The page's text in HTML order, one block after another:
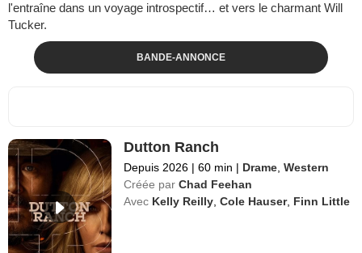
l'entraîne dans un voyage introspectif… et vers le charmant Will
Tucker.
BANDE-ANNONCE
Dutton Ranch
Depuis 2026 | 60 min | Drame,Western
Créée par Chad Feehan
Avec Kelly Reilly,Cole Hauser, Finn Little